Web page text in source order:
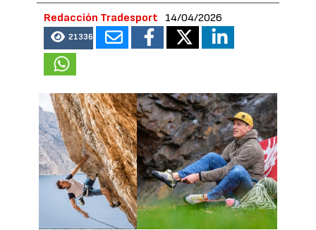
Redacción Tradesport 14/04/2026
21336